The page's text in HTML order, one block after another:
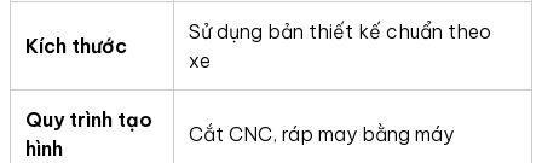
Kích thước
Sử dụng bản thiết kế chuẩn theo
xe
Quy trình tạo
hình
Cắt CNC, ráp may bằng máy